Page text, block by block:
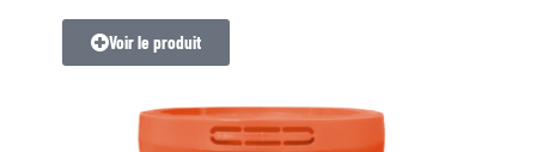
Voir le produit